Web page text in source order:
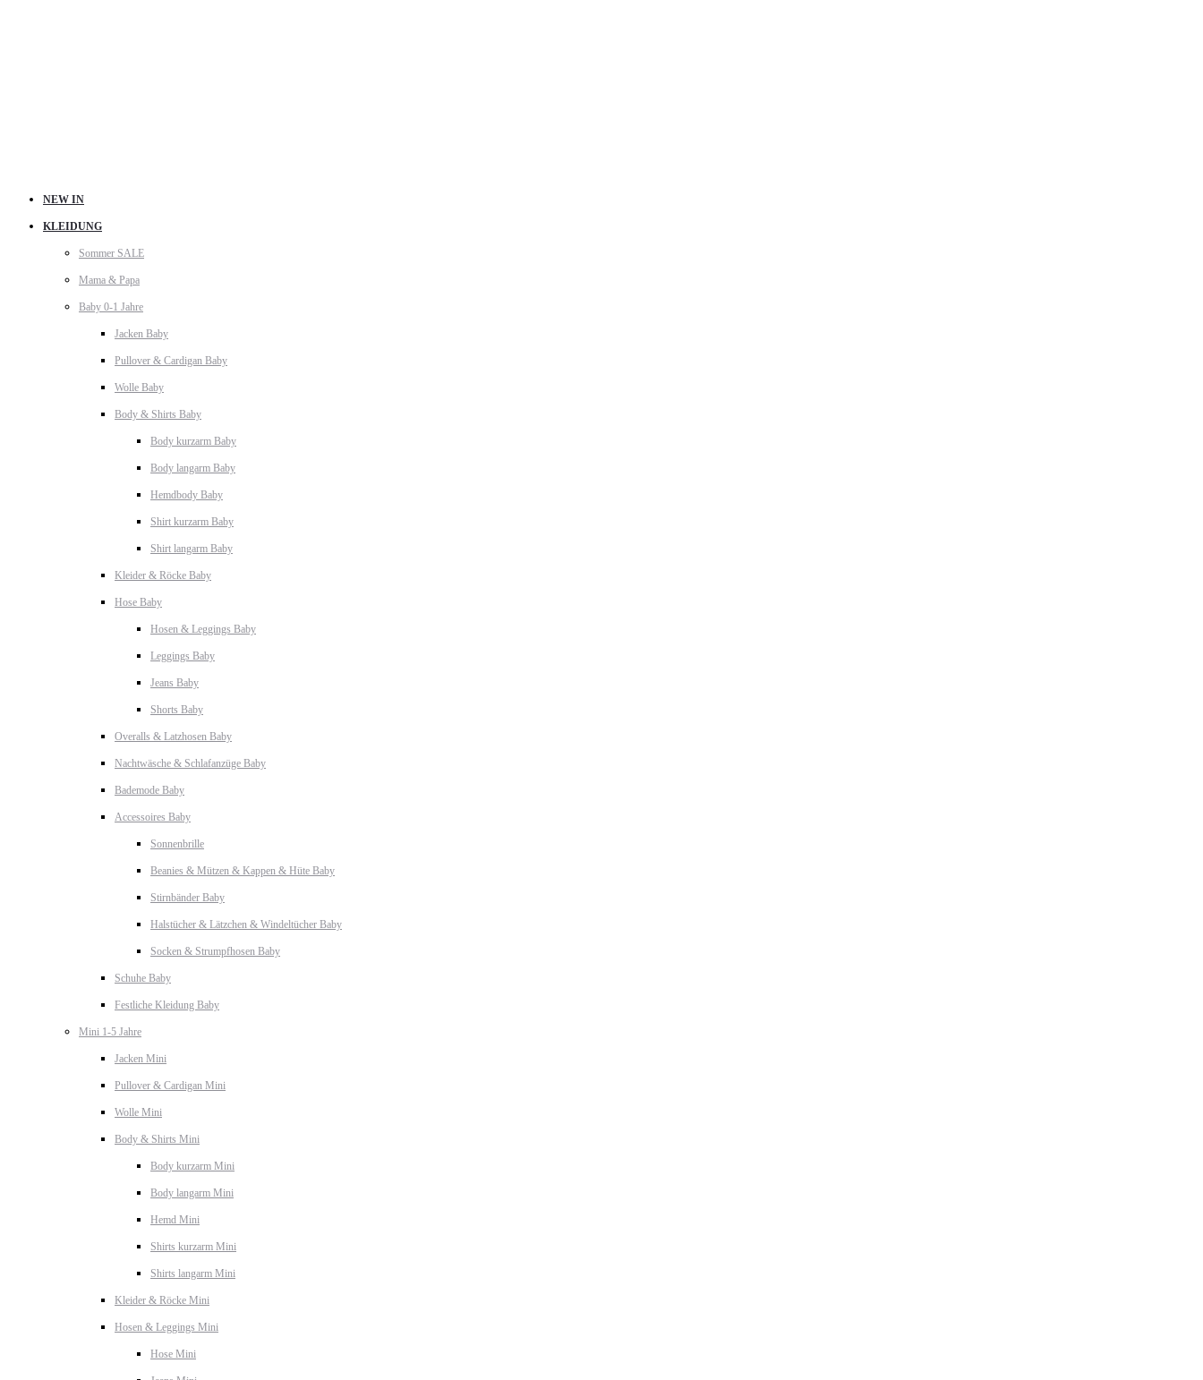
NEW IN
KLEIDUNG
Sommer SALE
Mama & Papa
Baby 0-1 Jahre
Jacken Baby
Pullover & Cardigan Baby
Wolle Baby
Body & Shirts Baby
Body kurzarm Baby
Body langarm Baby
Hemdbody Baby
Shirt kurzarm Baby
Shirt langarm Baby
Kleider & Röcke Baby
Hose Baby
Hosen & Leggings Baby
Leggings Baby
Jeans Baby
Shorts Baby
Overalls & Latzhosen Baby
Nachtwäsche & Schlafanzüge Baby
Bademode Baby
Accessoires Baby
Sonnenbrille
Beanies & Mützen & Kappen & Hüte Baby
Stirnbänder Baby
Halstücher & Lätzchen & Windeltücher Baby
Socken & Strumpfhosen Baby
Schuhe Baby
Festliche Kleidung Baby
Mini 1-5 Jahre
Jacken Mini
Pullover & Cardigan Mini
Wolle Mini
Body & Shirts Mini
Body kurzarm Mini
Body langarm Mini
Hemd Mini
Shirts kurzarm Mini
Shirts langarm Mini
Kleider & Röcke Mini
Hosen & Leggings Mini
Hose Mini